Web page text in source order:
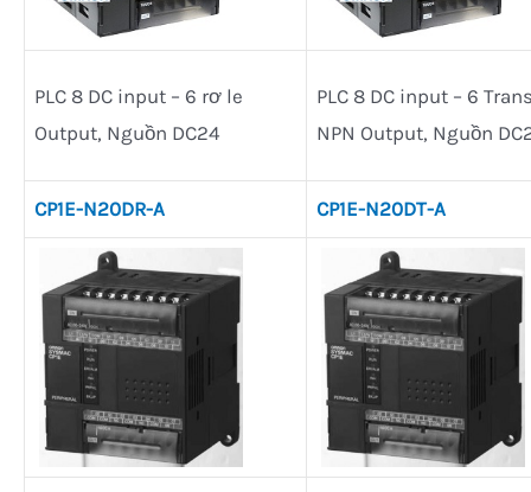
PLC 8 DC input – 6 rơ le
Output, Nguồn DC24
PLC 8 DC input – 6
NPN Output, Nguồn
CP1E-N20DR-A CP1E-N20DT-A